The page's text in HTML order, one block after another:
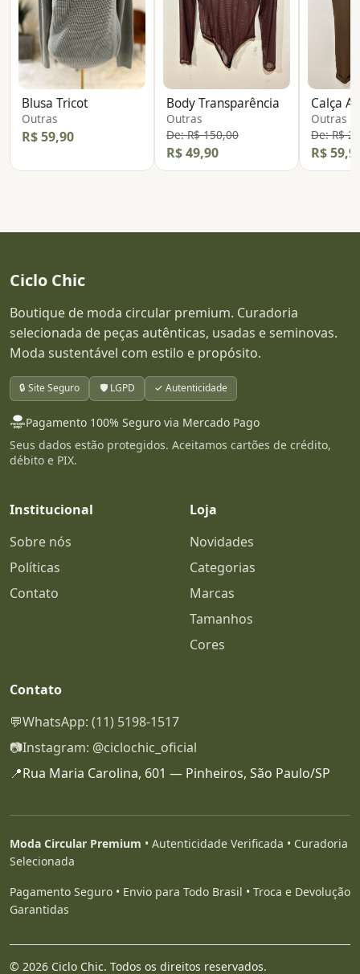
Blusa Tricot
Outras
R$ 59,90
Body Transparência
Outras
De: R$ 150,00
R$ 49,90
Calça
Outras
De: R$
R$
Ciclo Chic
Boutique de moda circular premium. Curadoria
selecionada de peças autênticas, usadas e seminovas.
Moda sustentável com estilo e propósito.
🔒 Site Seguro 🛡️ LGPD ✓ Autenticidade
Pagamento 100% Seguro via Mercado Pago
Seus dados estão protegidos. Aceitamos cartões de crédito,
débito e PIX.
Institucional
Sobre nós
Políticas
Contato
Loja
Novidades
Categorias
Marcas
Tamanhos
Cores
Contato
💬WhatsApp: (11) 5198-1517
📷Instagram: @ciclochic_oficial
📍Rua Maria Carolina, 601 — Pinheiros, São Paulo/SP
Moda Circular Premium • Autenticidade Verificada • Curadoria
Selecionada
Pagamento Seguro • Envio para Todo Brasil • Troca e Devolução
Garantidas
© 2026 Ciclo Chic. Todos os direitos reservados.